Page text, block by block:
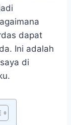
dapat
Ini adalah
di